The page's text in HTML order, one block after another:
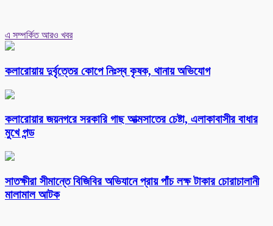
এ সম্পর্কিত আরও খবর
কলারোয়ায় দুর্বৃত্তের কোপে নিঃস্ব কৃষক, থানায় অভিযোগ
কলারোয়ার জয়নগরে সরকারি গাছ আত্মসাতের চেষ্টা, এলাকাবাসীর বাধার
মুখে পন্ড
সাতক্ষীরা সীমান্তে বিজিবির অভিযানে প্রায় পাঁচ লক্ষ টাকার চোরাচালানী
মালামাল আটক